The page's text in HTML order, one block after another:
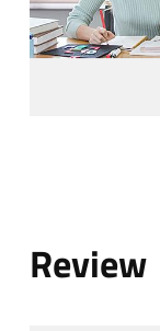
Review